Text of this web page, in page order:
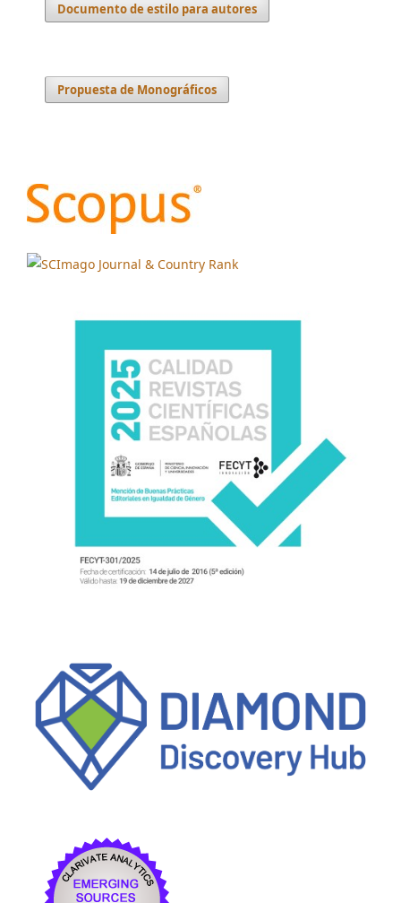
Documento de estilo para autores
Propuesta de Monográficos